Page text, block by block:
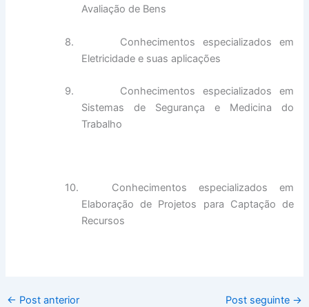
Avaliação de Bens
8.
Conhecimentos especializados em
Eletricidade e suas aplicações
9.
Conhecimentos especializados em
Sistemas de Segurança e Medicina do
Trabalho
10.
Conhecimentos especializados em
Elaboração de Projetos para Captação de
Recursos
← Post anterior Post seguinte →